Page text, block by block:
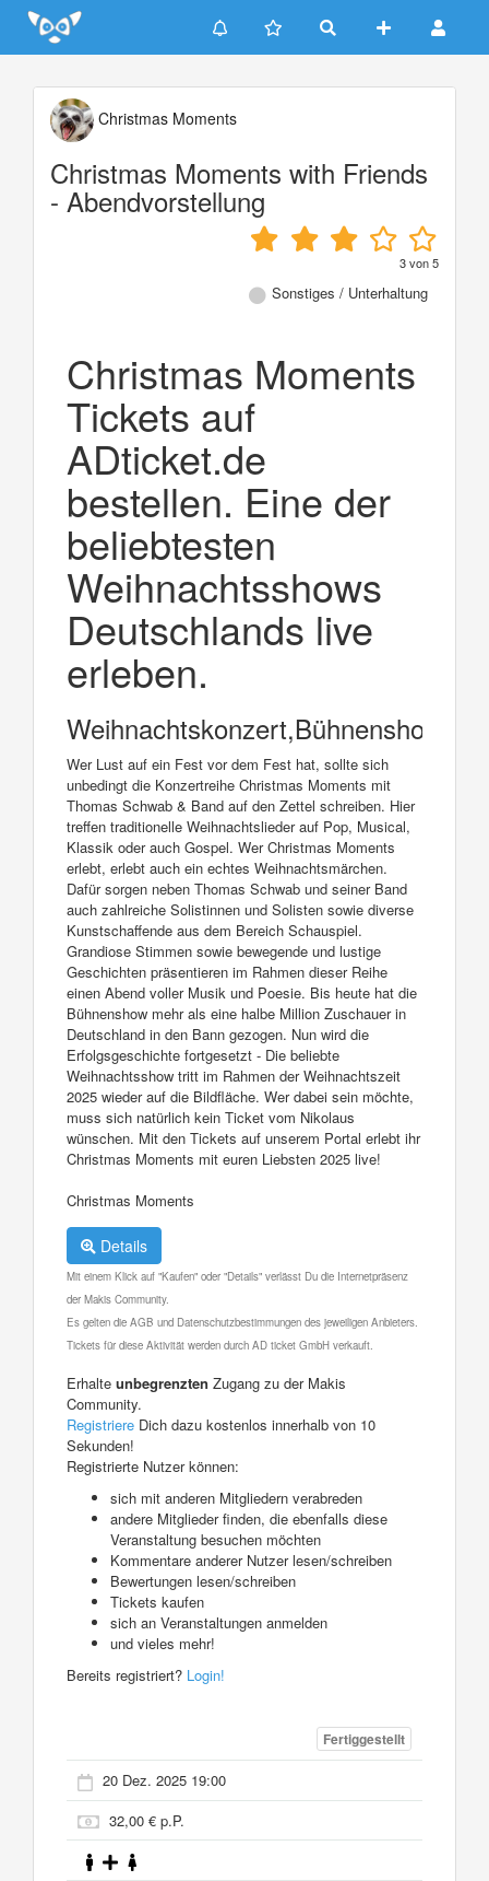
Update cookies preferences
Christmas Moments
Christmas Moments with Friends
- Abendvorstellung
3von5
Sonstiges / Unterhaltung
Christmas Moments
Tickets auf
ADticket.de
bestellen. Eine der
beliebtesten
Weihnachtsshows
Deutschlands live
erleben.
Weihnachtskonzert,Bühnenshow
Wer Lust auf ein Fest vor dem Fest hat, sollte sich
unbedingt die Konzertreihe Christmas Moments mit
Thomas Schwab & Band auf den Zettel schreiben. Hier
treffen traditionelle Weihnachtslieder auf Pop, Musical,
Klassik oder auch Gospel. Wer Christmas Moments
erlebt, erlebt auch ein echtes Weihnachtsmärchen.
Dafür sorgen neben Thomas Schwab und seiner Band
auch zahlreiche Solistinnen und Solisten sowie diverse
Kunstschaffende aus dem Bereich Schauspiel.
Grandiose Stimmen sowie bewegende und lustige
Geschichten präsentieren im Rahmen dieser Reihe
einen Abend voller Musik und Poesie. Bis heute hat die
Bühnenshow mehr als eine halbe Million Zuschauer in
Deutschland in den Bann gezogen. Nun wird die
Erfolgsgeschichte fortgesetzt - Die beliebte
Weihnachtsshow tritt im Rahmen der Weihnachtszeit
2025 wieder auf die Bildfläche. Wer dabei sein möchte,
muss sich natürlich kein Ticket vom Nikolaus
wünschen. Mit den Tickets auf unserem Portal erlebt ihr
Christmas Moments mit euren Liebsten 2025 live!
Christmas Moments
Details
Mit einem Klick auf "Kaufen" oder "Details" verlässt Du die Internetpräsenz
der Makis Community.
Es gelten die AGB und Datenschutzbestimmungen des jeweiligen Anbieters.
Tickets für diese Aktivität werden durch AD ticket GmbH verkauft.
Erhalte unbegrenzten Zugang zu der Makis
Community.
Registriere Dich dazu kostenlos innerhalb von 10
Sekunden!
Registrierte Nutzer können:
sich mit anderen Mitgliedern verabreden
andere Mitglieder finden, die ebenfalls diese
Veranstaltung besuchen möchten
Kommentare anderer Nutzer lesen/schreiben
Bewertungen lesen/schreiben
Tickets kaufen
sich an Veranstaltungen anmelden
und vieles mehr!
Bereits registriert? Login!
Fertiggestellt
20 Dez. 2025 19:00
32,00 € p.P.